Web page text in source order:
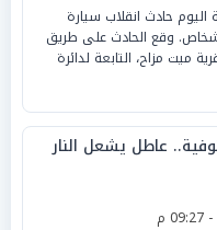
حادث انقلاب سيارة
أسفر عن إصابة 6 أشخاص. وقع الحادث على طريق
ميت مزاح، التابعة لدائرة
عاطل يشعل النار